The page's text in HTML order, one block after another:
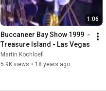
1:06
Buccaneer Bay Show 1999  -
Treasure Island - Las Vegas
Martin Kochloefl
5.9K views • 18 years ago